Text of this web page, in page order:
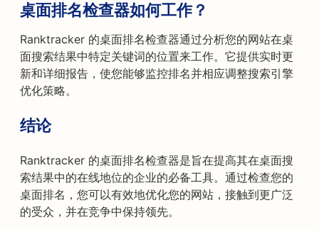
桌面排名检查器如何工作？
Ranktracker 的桌面排名检查器通过分析您的网站在桌
面搜索结果中特定关键词的位置来工作。它提供实时更
新和详细报告，使您能够监控排名并相应调整搜索引擎
优化策略。
结论
Ranktracker 的桌面排名检查器是旨在提高其在桌面搜
索结果中的在线地位的企业的必备工具。通过检查您的
桌面排名，您可以有效地优化您的网站，接触到更广泛
的受众，并在竞争中保持领先。